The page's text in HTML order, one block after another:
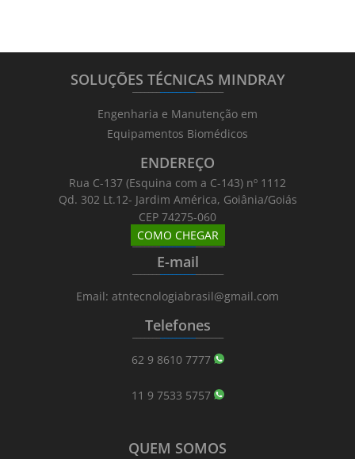
SOLUÇÕES TÉCNICAS MINDRAY
_______________________
Engenharia e Manutenção em
Equipamentos Biomédicos
ENDEREÇO
Rua C-137 (Esquina com a C-143) nº 1112
Qd. 302 Lt.12- Jardim América, Goiânia/Goiás
CEP 74275-060
COMO CHEGAR
_______________________
E-mail
_______________________
Email: atntecnologiabrasil@gmail.com
Telefones
_______________________
62 9 8610 7777
11 9 7533 5757
QUEM SOMOS
_______________________